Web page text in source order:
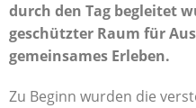
durch den Tag begleitet
geschützter Raum für
gemeinsames Erleben.
Zu Beginn wurden die